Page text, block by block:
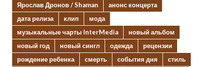
Ярослав Дронов / Shaman
анонс концерта
дата релиза
клип
мода
музыкальные чарты InterMedia
новый альбом
новый год
новый сингл одежда
рецензии
рождение ребенка
смерть события дня
стиль